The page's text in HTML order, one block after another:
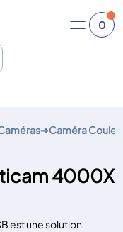
0
➔Caméra
4000X
est une solution